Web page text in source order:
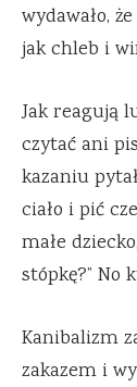
wydawało,
jak chleb i
Jak reagują
czytać ani
kazaniu
ciało i pić
małe
stópkę?” No
Kanibalizm
zakazem i